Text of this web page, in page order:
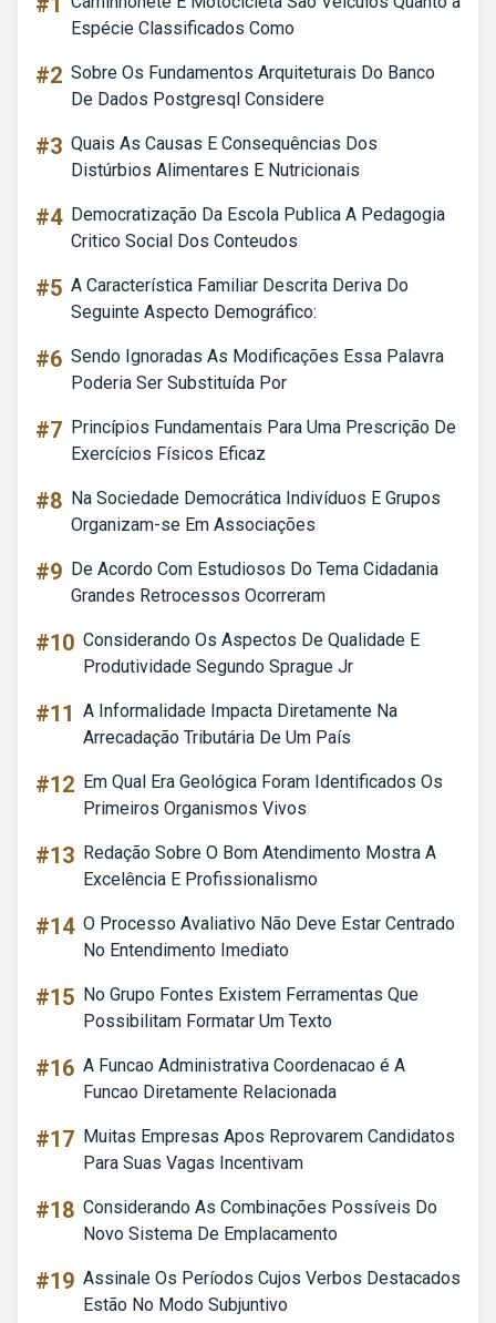
Espécie Classificados Como
#2 Sobre Os Fundamentos Arquiteturais Do Banco
De Dados Postgresql Considere
#3 Quais As Causas E Consequências Dos
Distúrbios Alimentares E Nutricionais
#4 Democratização Da Escola Publica A Pedagogia
Critico Social Dos Conteudos
#5 A Característica Familiar Descrita Deriva Do
Seguinte Aspecto Demográfico:
#6 Sendo Ignoradas As Modificações Essa Palavra
Poderia Ser Substituída Por
#7 Princípios Fundamentais Para Uma Prescrição De
Exercícios Físicos Eficaz
#8 Na Sociedade Democrática Indivíduos E Grupos
Organizam-se Em Associações
#9 De Acordo Com Estudiosos Do Tema Cidadania
Grandes Retrocessos Ocorreram
#10 Considerando Os Aspectos De Qualidade E
Produtividade Segundo Sprague Jr
#11 A Informalidade Impacta Diretamente Na
Arrecadação Tributária De Um País
#12 Em Qual Era Geológica Foram Identificados Os
Primeiros Organismos Vivos
#13 Redação Sobre O Bom Atendimento Mostra A
Excelência E Profissionalismo
#14 O Processo Avaliativo Não Deve Estar Centrado
No Entendimento Imediato
#15 No Grupo Fontes Existem Ferramentas Que
Possibilitam Formatar Um Texto
#16 A Funcao Administrativa Coordenacao é A
Funcao Diretamente Relacionada
#17 Muitas Empresas Apos Reprovarem Candidatos
Para Suas Vagas Incentivam
#18 Considerando As Combinações Possíveis Do
Novo Sistema De Emplacamento
#19 Assinale Os Períodos Cujos Verbos Destacados
Estão No Modo Subjuntivo